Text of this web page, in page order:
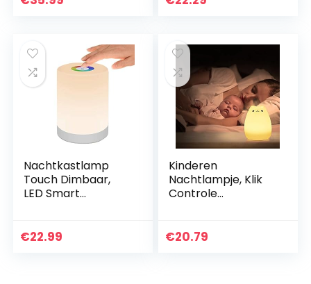
Nachtkastlamp
Touch Dimbaar,
LED Smart
Bureaulamp, USB
€22.99
Kinderen
Nachtlampje, Klik
Controle
s voor
€20.79